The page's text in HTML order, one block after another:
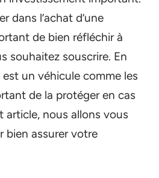
dans l’achat d’une
de bien réfléchir à
souhaitez souscrire. En
un véhicule comme les
de la protéger en cas
article, nous allons vous
bien assurer votre